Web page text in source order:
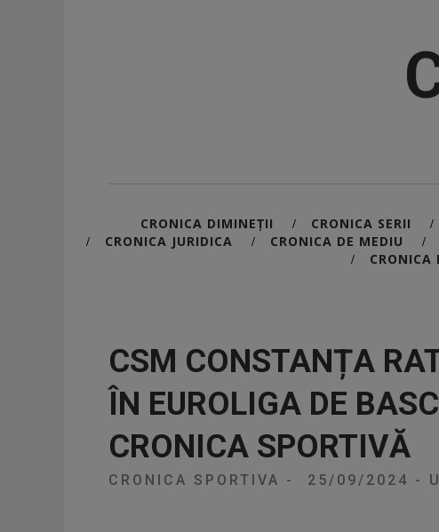
CRONICA DIMINEȚII / CRONICA SERII /
/ CRONICA JURIDICA / CRONICA DE MEDIU /
/ CRONICA
CSM CONSTANȚA
ÎN EUROLIGA DE
CRONICA SPORTIVĂ
CRONICA SPORTIVA - 25/09/2024 -